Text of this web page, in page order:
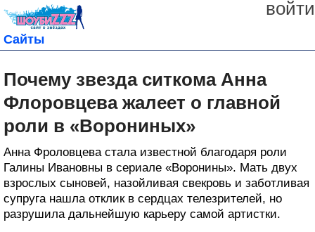
войти
Сайты
Почему звезда ситкома Анна
Флоровцева жалеет о главной
роли в «Ворониных»
Анна Фроловцева стала известной благодаря роли
Галины Ивановны в сериале «Воронины». Мать двух
взрослых сыновей, назойливая свекровь и заботливая
супруга нашла отклик в сердцах телезрителей, но
разрушила дальнейшую карьеру самой артистки.